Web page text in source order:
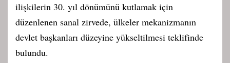
ilişkilerin 30. yıl dönümünü kutlamak için
düzenlenen sanal zirvede, ülkeler mekanizmanın
devlet başkanları düzeyine yükseltilmesi teklifinde
bulundu.